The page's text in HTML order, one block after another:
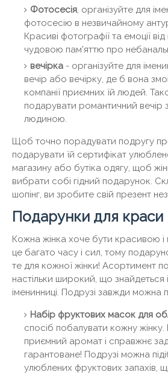
Фотосесія, організуйте для
фотосесію в незвичайному
Красиві фотографії та емоції
чудовою пам'яттю про
вечірка - організуйте для
вечір або вечірку, де б вона
компанії приємних їй людей.
подарувати романтичний вечір
людиною.
Щоб точно порадувати подругу
подарувати їй сертифікат
магазину або бутіка одягу, щоб
вибрати собі гідний подарунок.
шопінг, ви зробите свій презент
Подарунки для краси
Кожна жінка хоче бути красивою і
це багато часу і сил, тому
те для кожної жінки! Асортимент
настільки широкий, що знайдеться
іменинниці. Подрузі завжди можна
Набір фруктових масок для
спосіб побалувати кожну жінку.
приємний аромат і справжнє
гарантоване! Подрузі можна
улюблених фруктових запахів,